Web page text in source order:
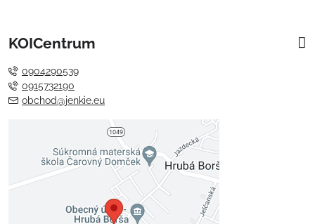
KOICentrum
0904290539
0915732190
obchod@jenkie.eu
Externý obsah je blokovaný
Voľbami súkromia
Prajete si načítať externý obsah?